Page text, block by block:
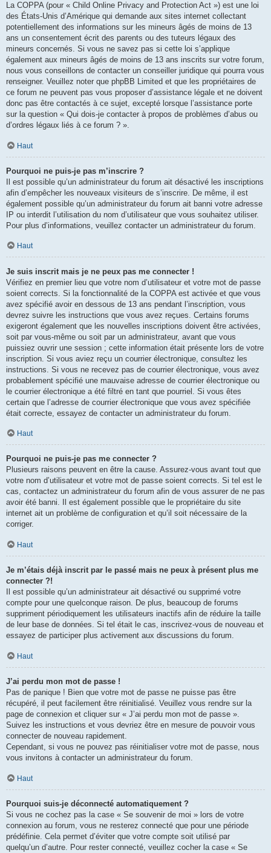
La COPPA (pour « Child Online Privacy and Protection Act ») est une loi
des États-Unis d’Amérique qui demande aux sites internet collectant
potentiellement des informations sur les mineurs âgés de moins de 13
ans un consentement écrit des parents ou des tuteurs légaux des
mineurs concernés. Si vous ne savez pas si cette loi s’applique
également aux mineurs âgés de moins de 13 ans inscrits sur votre forum,
nous vous conseillons de contacter un conseiller juridique qui pourra vous
renseigner. Veuillez noter que phpBB Limited et que les propriétaires de
ce forum ne peuvent pas vous proposer d’assistance légale et ne doivent
donc pas être contactés à ce sujet, excepté lorsque l’assistance porte
sur la question « Qui dois-je contacter à propos de problèmes d’abus ou
d’ordres légaux liés à ce forum ? ».
Haut
Pourquoi ne puis-je pas m’inscrire ?
Il est possible qu’un administrateur du forum ait désactivé les inscriptions
afin d’empêcher les nouveaux visiteurs de s’inscrire. De même, il est
également possible qu’un administrateur du forum ait banni votre adresse
IP ou interdit l’utilisation du nom d’utilisateur que vous souhaitez utiliser.
Pour plus d’informations, veuillez contacter un administrateur du forum.
Haut
Je suis inscrit mais je ne peux pas me connecter !
Vérifiez en premier lieu que votre nom d’utilisateur et votre mot de passe
soient corrects. Si la fonctionnalité de la COPPA est activée et que vous
avez spécifié avoir en dessous de 13 ans pendant l’inscription, vous
devrez suivre les instructions que vous avez reçues. Certains forums
exigeront également que les nouvelles inscriptions doivent être activées,
soit par vous-même ou soit par un administrateur, avant que vous
puissiez ouvrir une session ; cette information était présente lors de votre
inscription. Si vous aviez reçu un courrier électronique, consultez les
instructions. Si vous ne recevez pas de courrier électronique, vous avez
probablement spécifié une mauvaise adresse de courrier électronique ou
le courrier électronique a été filtré en tant que pourriel. Si vous êtes
certain que l’adresse de courrier électronique que vous avez spécifiée
était correcte, essayez de contacter un administrateur du forum.
Haut
Pourquoi ne puis-je pas me connecter ?
Plusieurs raisons peuvent en être la cause. Assurez-vous avant tout que
votre nom d’utilisateur et votre mot de passe soient corrects. Si tel est le
cas, contactez un administrateur du forum afin de vous assurer de ne pas
avoir été banni. Il est également possible que le propriétaire du site
internet ait un problème de configuration et qu’il soit nécessaire de la
corriger.
Haut
Je m’étais déjà inscrit par le passé mais ne peux à présent plus me
connecter ?!
Il est possible qu’un administrateur ait désactivé ou supprimé votre
compte pour une quelconque raison. De plus, beaucoup de forums
suppriment périodiquement les utilisateurs inactifs afin de réduire la taille
de leur base de données. Si tel était le cas, inscrivez-vous de nouveau et
essayez de participer plus activement aux discussions du forum.
Haut
J’ai perdu mon mot de passe !
Pas de panique ! Bien que votre mot de passe ne puisse pas être
récupéré, il peut facilement être réinitialisé. Veuillez vous rendre sur la
page de connexion et cliquer sur « J’ai perdu mon mot de passe ».
Suivez les instructions et vous devriez être en mesure de pouvoir vous
connecter de nouveau rapidement.
Cependant, si vous ne pouvez pas réinitialiser votre mot de passe, nous
vous invitons à contacter un administrateur du forum.
Haut
Pourquoi suis-je déconnecté automatiquement ?
Si vous ne cochez pas la case « Se souvenir de moi » lors de votre
connexion au forum, vous ne resterez connecté que pour une période
prédéfinie. Cela permet d’éviter que votre compte soit utilisé par
quelqu’un d’autre. Pour rester connecté, veuillez cocher la case « Se